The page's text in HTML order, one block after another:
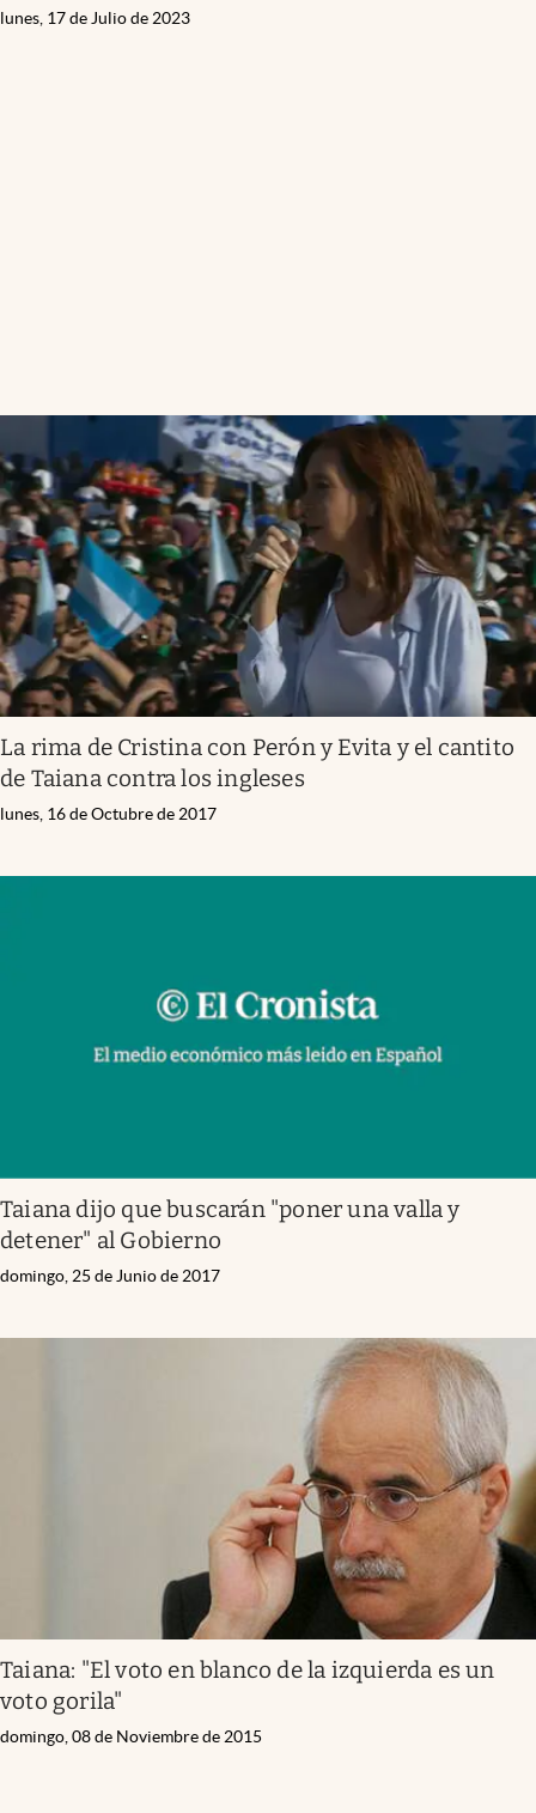
lunes, 17 de Julio de 2023
La rima de Cristina con Perón y Evita y el cantito
de Taiana contra los ingleses
lunes, 16 de Octubre de 2017
Taiana dijo que buscarán "poner una valla y
detener" al Gobierno
domingo, 25 de Junio de 2017
Taiana: "El voto en blanco de la izquierda es un
voto gorila"
domingo, 08 de Noviembre de 2015